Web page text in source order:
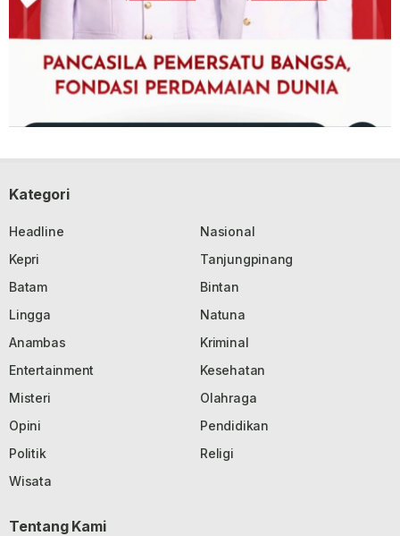
Kategori
Headline
Nasional
Kepri
Tanjungpinang
Batam
Bintan
Lingga
Natuna
Anambas
Kriminal
Entertainment
Kesehatan
Misteri
Olahraga
Opini
Pendidikan
Politik
Religi
Wisata
Tentang Kami